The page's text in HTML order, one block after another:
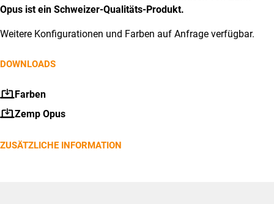
Die
können
Opus ist ein Schweizer-Qualitäts-Produkt.
Weitere Konfigurationen und Farben auf Anfrage verfügbar.
DOWNLOADS
Farben
Zemp Opus
ZUSÄTZLICHE INFORMATION